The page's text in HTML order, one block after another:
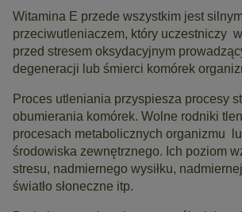
Witamina E przede wszystkim jest
przeciwutleniaczem, który uczestniczy
przed stresem oksydacyjnym
degeneracji lub śmierci komórek
Proces utleniania przyspiesza procesy
obumierania komórek. Wolne rodniki
procesach metabolicznych organizmu
środowiska zewnętrznego. Ich poziom
stresu, nadmiernego wysiłku,
światło słoneczne itp.